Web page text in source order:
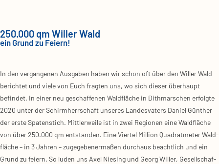
250.000 qm Willer Wald
ein Grund zu Feiern!
In den ver­gan­ge­nen Aus­ga­ben haben wir schon oft über den Wil­ler Wald
berich­tet und vie­le von Euch frag­ten uns, wo sich die­ser über­haupt
befin­det. In einer neu geschaf­fe­nen Wald­flä­che in Dith­mar­schen erfolg­te
2020 unter der Schirm­herr­schaft unse­res Lan­des­va­ters Dani­el Gün­ther
der ers­te Spa­ten­stich. Mitt­ler­wei­le ist in zwei Regio­nen eine Wald­flä­che
von über 250.000 qm ent­stan­den. Eine Vier­tel Mil­li­on Qua­drat­me­ter Wald­
flä­che – in 3 Jah­ren – zuge­ge­be­ner­ma­ßen durch­aus beacht­lich und ein
Grund zu fei­ern. So luden uns Axel Nie­sing und Georg Wil­ler, Gesell­schaf­